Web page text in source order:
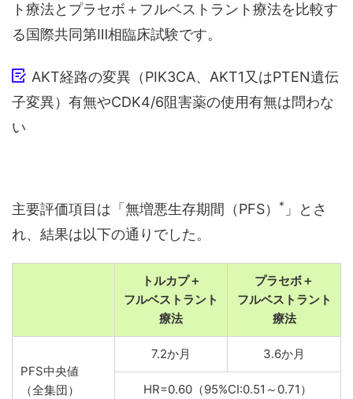
ト療法とプラセボ＋フルベストラント療法を比較す
る国際共同第Ⅲ相臨床試験です。
AKT経路の変異（PIK3CA、AKT1又はPTEN遺伝
子変異）有無やCDK4/6阻害薬の使用有無は問わな
い
主要評価項目は「無増悪生存期間（PFS） * 」とさ
れ、結果は以下の通りでした。
トルカプ＋
フルベストラント
療法
プラセボ＋
フルベストラント
療法
PFS中央値
（全集団）
7.2か月 3.6か月
HR=0.60（95%CI:0.51～0.71）